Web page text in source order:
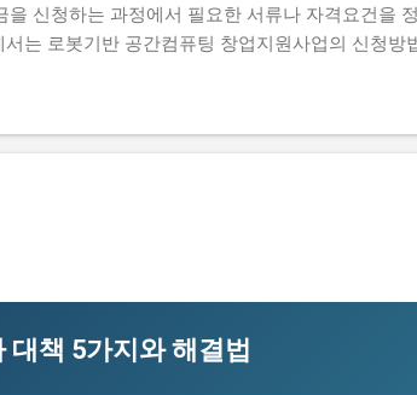
신청하는 과정에서 필요한 서류나 자격요건을
는 로봇기반 공간컴퓨팅 창업지원사업의 신청방
서는 실제로 지원금을 받은 사람들의 후기와 합격
로봇기반 공간컴퓨팅 창업지원사업의 신청방법
다. 지금 신청하러 가기 📋 목차 이 사업, 정말 받
팅 창업지원사업은 로봇기반 기술을 활용하여 창
다. 이 지원금을 받으면 창업 초기에 필요한 자금
대책 5가지와 해결법